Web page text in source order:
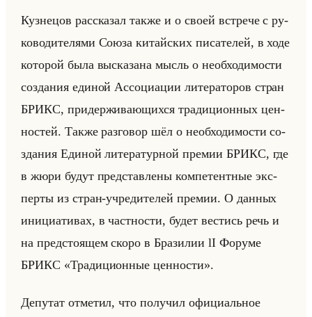
Куз­не­цов рас­ска­зал также и о своей встре­че с ру­
ко­во­ди­те­ля­ми Союза ки­тайских пи­са­те­лей, в ходе
ко­то­рой была вы­ска­за­на мысль о необ­хо­ди­мо­сти
со­зда­ния еди­ной Ас­со­ци­ации ли­те­ра­то­ров стран
БРИКС, при­дер­жи­ва­ющих­ся тра­ди­ци­он­ных цен­
но­стей. Также раз­го­вор шёл о необ­хо­ди­мо­сти со­
зда­ния Еди­ной ли­те­ра­тур­ной пре­мии БРИКС, где
в жюри будут пред­став­ле­ны ком­пе­тент­ные экс­
пер­ты из стран-учре­ди­те­лей пре­мии. О дан­ных
ини­ци­ати­вах, в част­но­сти, будет ве­стись речь и
на пред­сто­ящем скоро в Бра­зи­лии lI Фо­ру­ме
БРИКС «Традиционные ценности».
Де­пу­тат от­ме­тил, что по­лу­чил офи­ци­альное